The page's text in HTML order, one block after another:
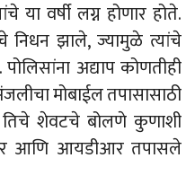
या वर्षी लग्न होणार होते.
निधन झाले, ज्यामुळे त्यांचे
अद्याप कोणतीही
मोबाईल तपासासाठी
शेवटचे बोलणे कुणाशी
आणि आयडीआर तपासले